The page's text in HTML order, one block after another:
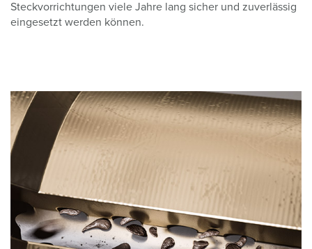
Steckvorrichtungen viele Jahre lang sicher und zuverlässig
eingesetzt werden können.